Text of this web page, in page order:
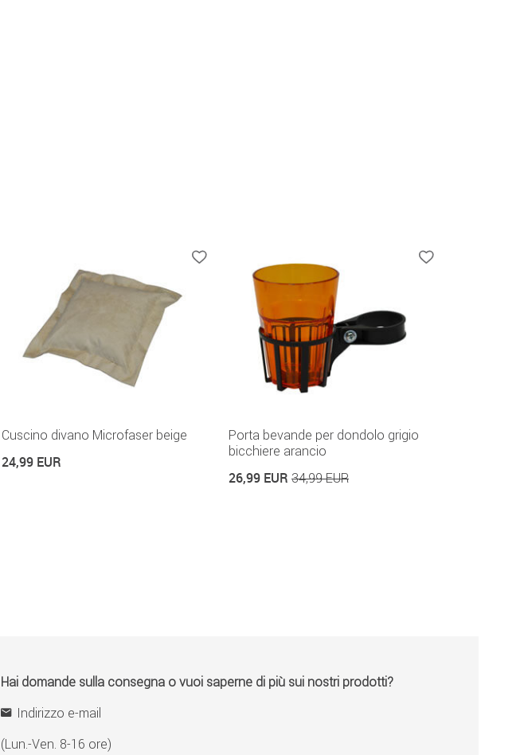
Cuscino divano Microfaser beige
24,99 EUR
Porta bevande per dondolo grigio
bicchiere arancio
26,99 EUR 34,99 EUR
Hai domande sulla consegna o vuoi saperne di più sui nostri prodotti?
Indirizzo e-mail
(Lun.-Ven. 8-16 ore)